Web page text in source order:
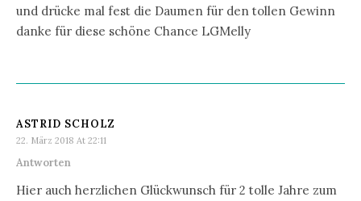
und drücke mal fest die Daumen für den tollen Gewinn
danke für diese schöne Chance LGMelly
ASTRID SCHOLZ
22. März 2018 At 22:11
Antworten
Hier auch herzlichen Glückwunsch für 2 tolle Jahre zum